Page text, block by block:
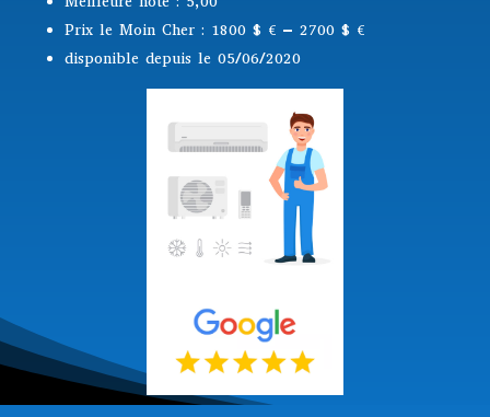
Prix le Moin Cher : 1800 $ € – 2700 $ €
disponible depuis le 05/06/2020